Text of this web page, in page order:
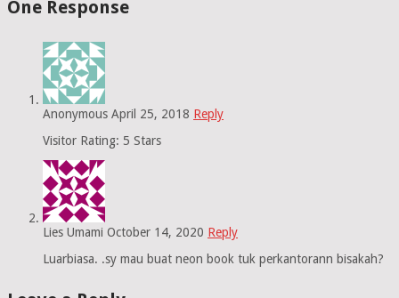
One Response
Anonymous April 25, 2018 Reply
Visitor Rating: 5 Stars
Lies Umami October 14, 2020 Reply
Luarbiasa. .sy mau buat neon book tuk perkantorann bisakah?